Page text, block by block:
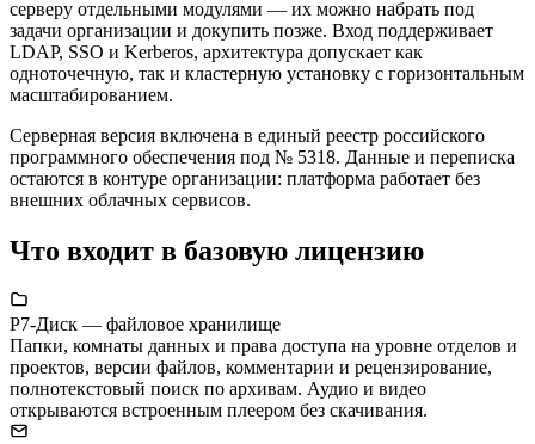
серверу отдельными модулями — их можно набрать под
задачи организации и докупить позже. Вход поддерживает
LDAP, SSO и Kerberos, архитектура допускает как
одноточечную, так и кластерную установку с горизонтальным
масштабированием.
Серверная версия включена в единый реестр российского
программного обеспечения под № 5318. Данные и переписка
остаются в контуре организации: платформа работает без
внешних облачных сервисов.
Что входит в базовую лицензию
Р7-Диск — файловое хранилище
Папки, комнаты данных и права доступа на уровне отделов и
проектов, версии файлов, комментарии и рецензирование,
полнотекстовый поиск по архивам. Аудио и видео
открываются встроенным плеером без скачивания.